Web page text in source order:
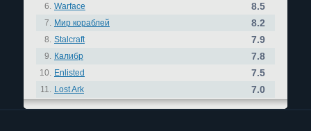
6. Warface 8.5
7. Мир кораблей 8.2
8. Stalcraft 7.9
9. Калибр 7.8
10. Enlisted 7.5
11. Lost Ark 7.0